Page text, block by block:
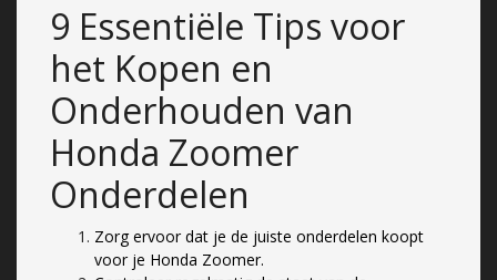
9 Essentiële Tips voor
het Kopen en
Onderhouden van
Honda Zoomer
Onderdelen
Zorg ervoor dat je de juiste onderdelen koopt
voor je Honda Zoomer.